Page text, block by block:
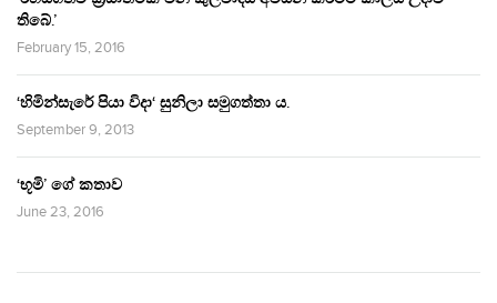
තිබේ.’
February 15, 2016
‘හිමින්සැරේ පියා විදා‘ සුනිලා සමුගත්තා ය.
September 9, 2013
‘භූමි’ ගේ කතාව
June 23, 2016